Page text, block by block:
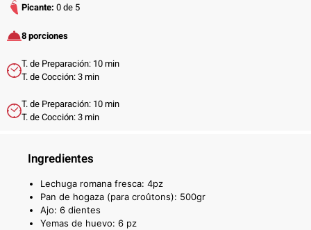
Picante: 0 de 5
8 porciones
T. de Preparación: 10 min
T. de Cocción: 3 min
T. de Preparación: 10 min
T. de Cocción: 3 min
Ingredientes
Lechuga romana fresca: 4pz
Pan de hogaza (para croûtons): 500gr
Ajo: 6 dientes
Yemas de huevo: 6 pz